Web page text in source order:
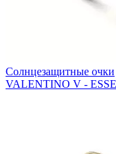
Солнцезащитные очки
VALENTINO V -